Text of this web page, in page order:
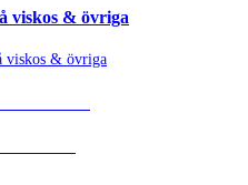
viskos & övriga